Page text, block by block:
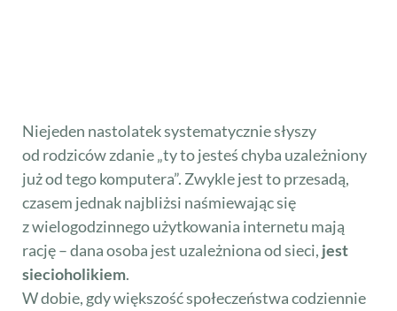
Niejeden nastolatek systematycznie słyszy
od rodziców zdanie „ty to jesteś chyba uzależniony
już od tego komputera”. Zwykle jest to przesadą,
czasem jednak najbliżsi naśmiewając się
z wielogodzinnego użytkowania internetu mają
rację – dana osoba jest uzależniona od sieci, jest
siecioholikiem.
W dobie, gdy większość społeczeństwa codziennie